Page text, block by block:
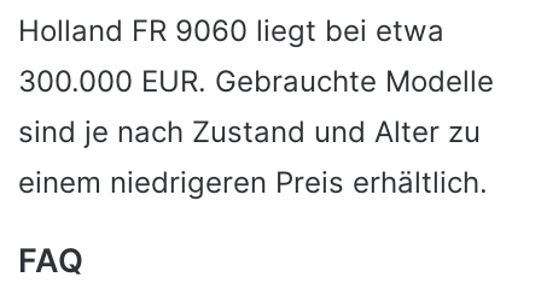
Holland FR 9060 liegt bei etwa
300.000 EUR. Gebrauchte Modelle
sind je nach Zustand und Alter zu
einem niedrigeren Preis erhältlich.
FAQ